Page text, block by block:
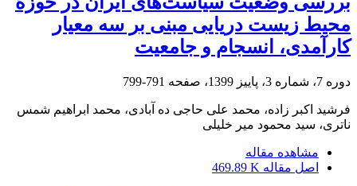
محیط زیست دریایی مبنی بر سه معیار
کارآمدی، انسجام و جامعیت
دوره 7، شماره 3، پاییز 1399، صفحه 791-799
فرشید اکبر زاده، محمد علی حاجی ده آبادی، محمد ابراهیم شمس
ناتری، سید محمود میر خلیلی
مشاهده مقاله
اصل مقاله 469.89 K